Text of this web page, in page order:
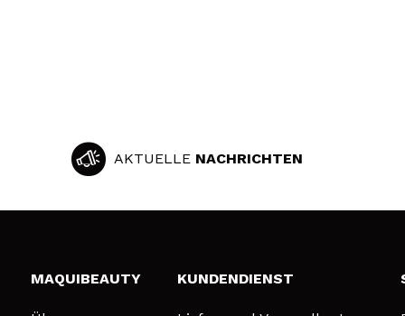
AKTUELLE NACHRICHTEN
MAQUIBEAUTY KUNDENDIENST